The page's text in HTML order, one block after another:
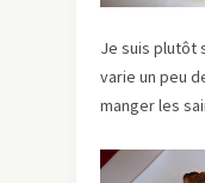
Je suis plutôt
varie un peu
manger les